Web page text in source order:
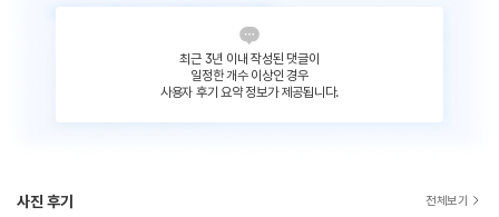
최근 3년 이내 작성된 댓글이
일정한 개수 이상인 경우
사용자 후기 요약 정보가 제공됩니다.
사진 후기 전체보기